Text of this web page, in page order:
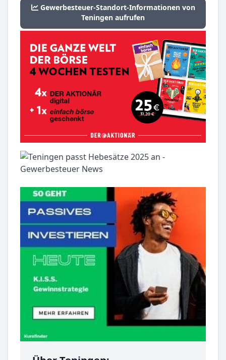
Gewerbesteuer-Standort-Informationen von
Teningen aufrufen